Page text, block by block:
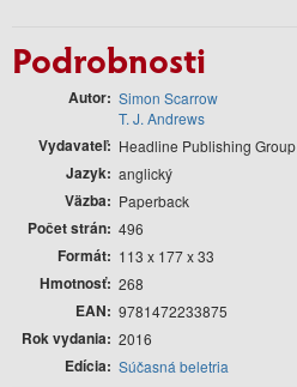
Podrobnosti
Autor Simon Scarrow
T. J. Andrews
Vydavateľ Headline Publishing Group
Jazyk anglický
Väzba Paperback
Počet strán 496
Formát 113 x 177 x 33
Hmotnosť 268
EAN 9781472233875
Rok vydania 2016
Edícia Súčasná beletria